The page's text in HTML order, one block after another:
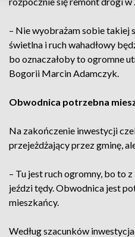
– Nie wyobrażam sobie takiej
świetlna i ruch wahadłowy
bo oznaczałoby to ogromne
Bogorii Marcin Adamczyk.
Obwodnica potrzebna
Na zakończenie inwestycji
przejeżdżający przez gminę,
– Tu jest ruch ogromny, bo to
jeździ tędy. Obwodnica jest
mieszkańcy.
Według szacunków